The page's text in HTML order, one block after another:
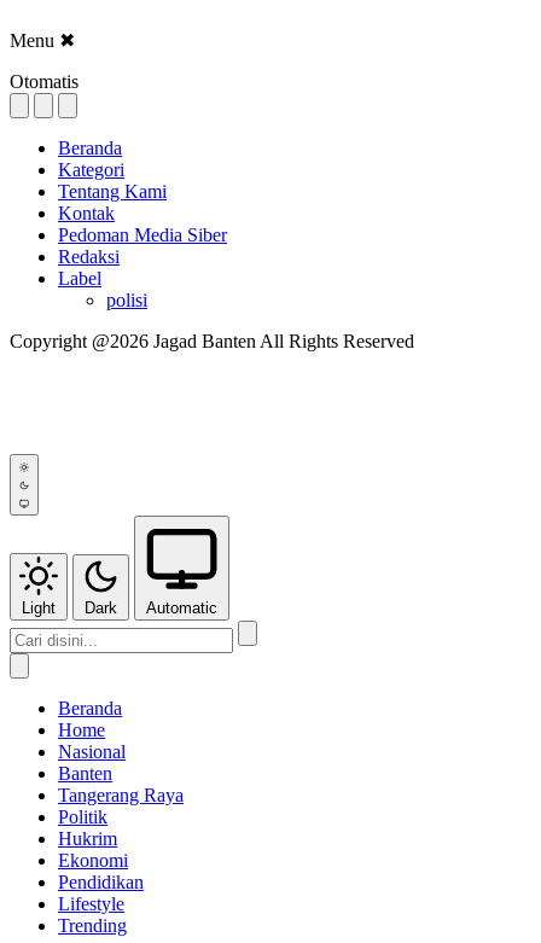
Menu ✖
Otomatis
Beranda
Kategori
Tentang Kami
Kontak
Pedoman Media Siber
Redaksi
Label
polisi
Copyright @2026 Jagad Banten All Rights Reserved
Light Dark Automatic
Beranda
Home
Nasional
Banten
Tangerang Raya
Politik
Hukrim
Ekonomi
Pendidikan
Lifestyle
Trending